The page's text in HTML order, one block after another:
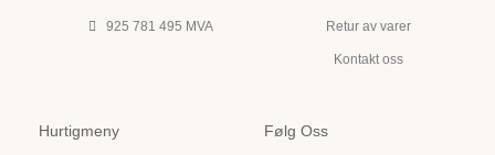
925 781 495 MVA Retur av varer
Kontakt oss
Hurtigmeny Følg Oss